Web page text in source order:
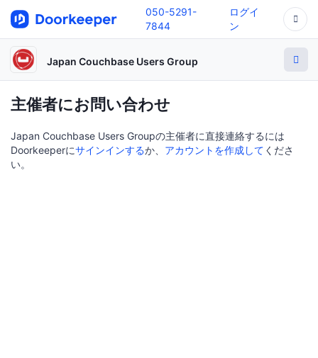
050-5291-
7844
ログイ
ン
Japan Couchbase Users Group
主催者にお問い合わせ
Japan Couchbase Users Groupの主催者に直接連絡するには
Doorkeeperにサインインするか、 アカウントを作成して くださ
い。